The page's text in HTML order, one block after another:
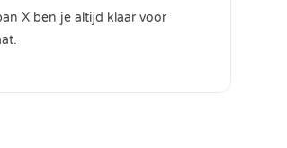
X ben je altijd klaar voor